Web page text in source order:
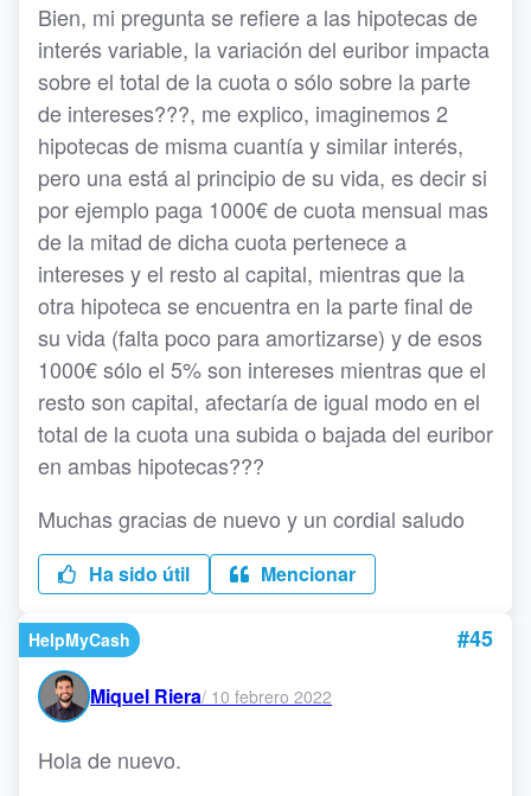
Bien, mi pregunta se refiere a las hipotecas de
interés variable, la variación del euribor impacta
sobre el total de la cuota o sólo sobre la parte
de intereses???, me explico, imaginemos 2
hipotecas de misma cuantía y similar interés,
pero una está al principio de su vida, es decir si
por ejemplo paga 1000€ de cuota mensual mas
de la mitad de dicha cuota pertenece a
intereses y el resto al capital, mientras que la
otra hipoteca se encuentra en la parte final de
su vida (falta poco para amortizarse) y de esos
1000€ sólo el 5% son intereses mientras que el
resto son capital, afectaría de igual modo en el
total de la cuota una subida o bajada del euribor
en ambas hipotecas???
Muchas gracias de nuevo y un cordial saludo
Ha sido útil Mencionar
HelpMyCash #45
Miquel Riera/ 10 febrero 2022
Hola de nuevo.